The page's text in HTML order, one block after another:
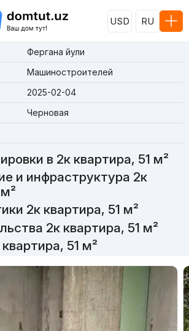
USD RU
Фергана йули
Машиностроителей
2025-02-04
Черновая
в 2к квартира, 51 м²
и инфраструктура 2к
2к квартира, 51 м²
2к квартира, 51 м²
51 м²